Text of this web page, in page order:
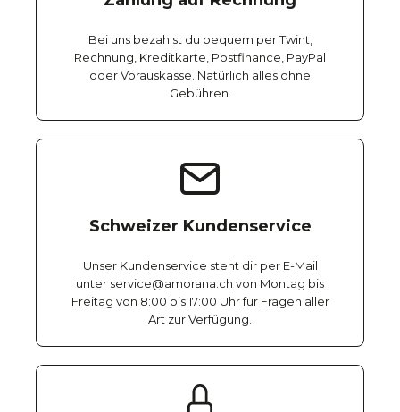
Bei uns bezahlst du bequem per Twint,
Rechnung, Kreditkarte, Postfinance, PayPal
oder Vorauskasse. Natürlich alles ohne
Gebühren.
Schweizer Kundenservice
Unser Kundenservice steht dir per E-Mail
unter service@amorana.ch von Montag bis
Freitag von 8:00 bis 17:00 Uhr für Fragen aller
Art zur Verfügung.